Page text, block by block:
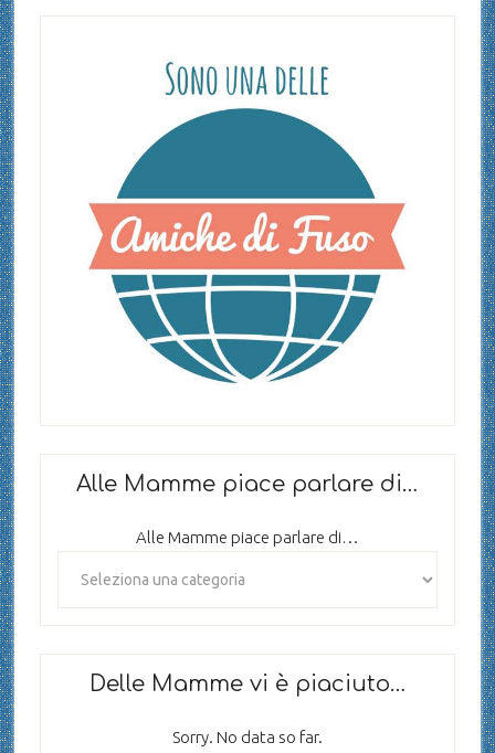
Alle Mamme piace parlare di…
Alle Mamme piace parlare di…
Delle Mamme vi è piaciuto…
Sorry. No data so far.